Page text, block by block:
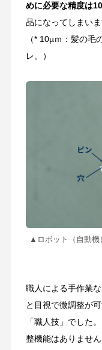
めに必要な精度は
品になってしまいま
（* 10µｍ：髪の
レ。）
▲ロボット（自動
職人による手作業
と目視で微調整が
「職人技」でした
整機能はありません